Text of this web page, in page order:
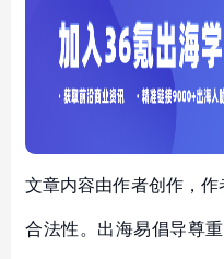
文章内容由作者创作，
合法性。出海易倡导尊